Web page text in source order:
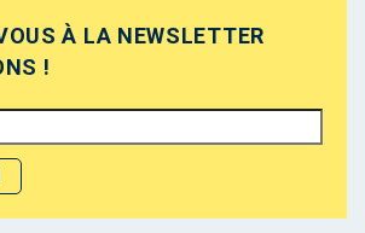
À LA NEWSLETTER
!